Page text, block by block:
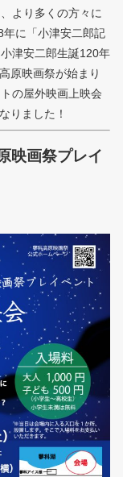
より多くの方々に
に「小津安二郎記
津安二郎生誕120年
原映画祭が始まり
の屋外映画上映会
りました！
映画祭プレイ